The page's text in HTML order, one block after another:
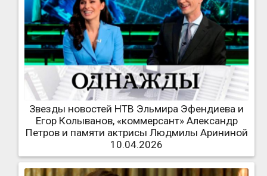
Звезды новостей НТВ Эльмира Эфендиева и
Егор Колыванов, «коммерсант» Александр
Петров и памяти актрисы Людмилы Арининой
10.04.2026